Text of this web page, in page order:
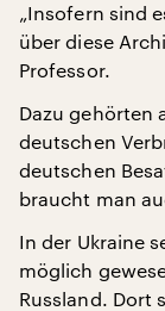
„Insofern sind
über diese
Professor.
Dazu gehörten
deutschen
deutschen
braucht man
In der Ukraine
möglich
Russland. Dort